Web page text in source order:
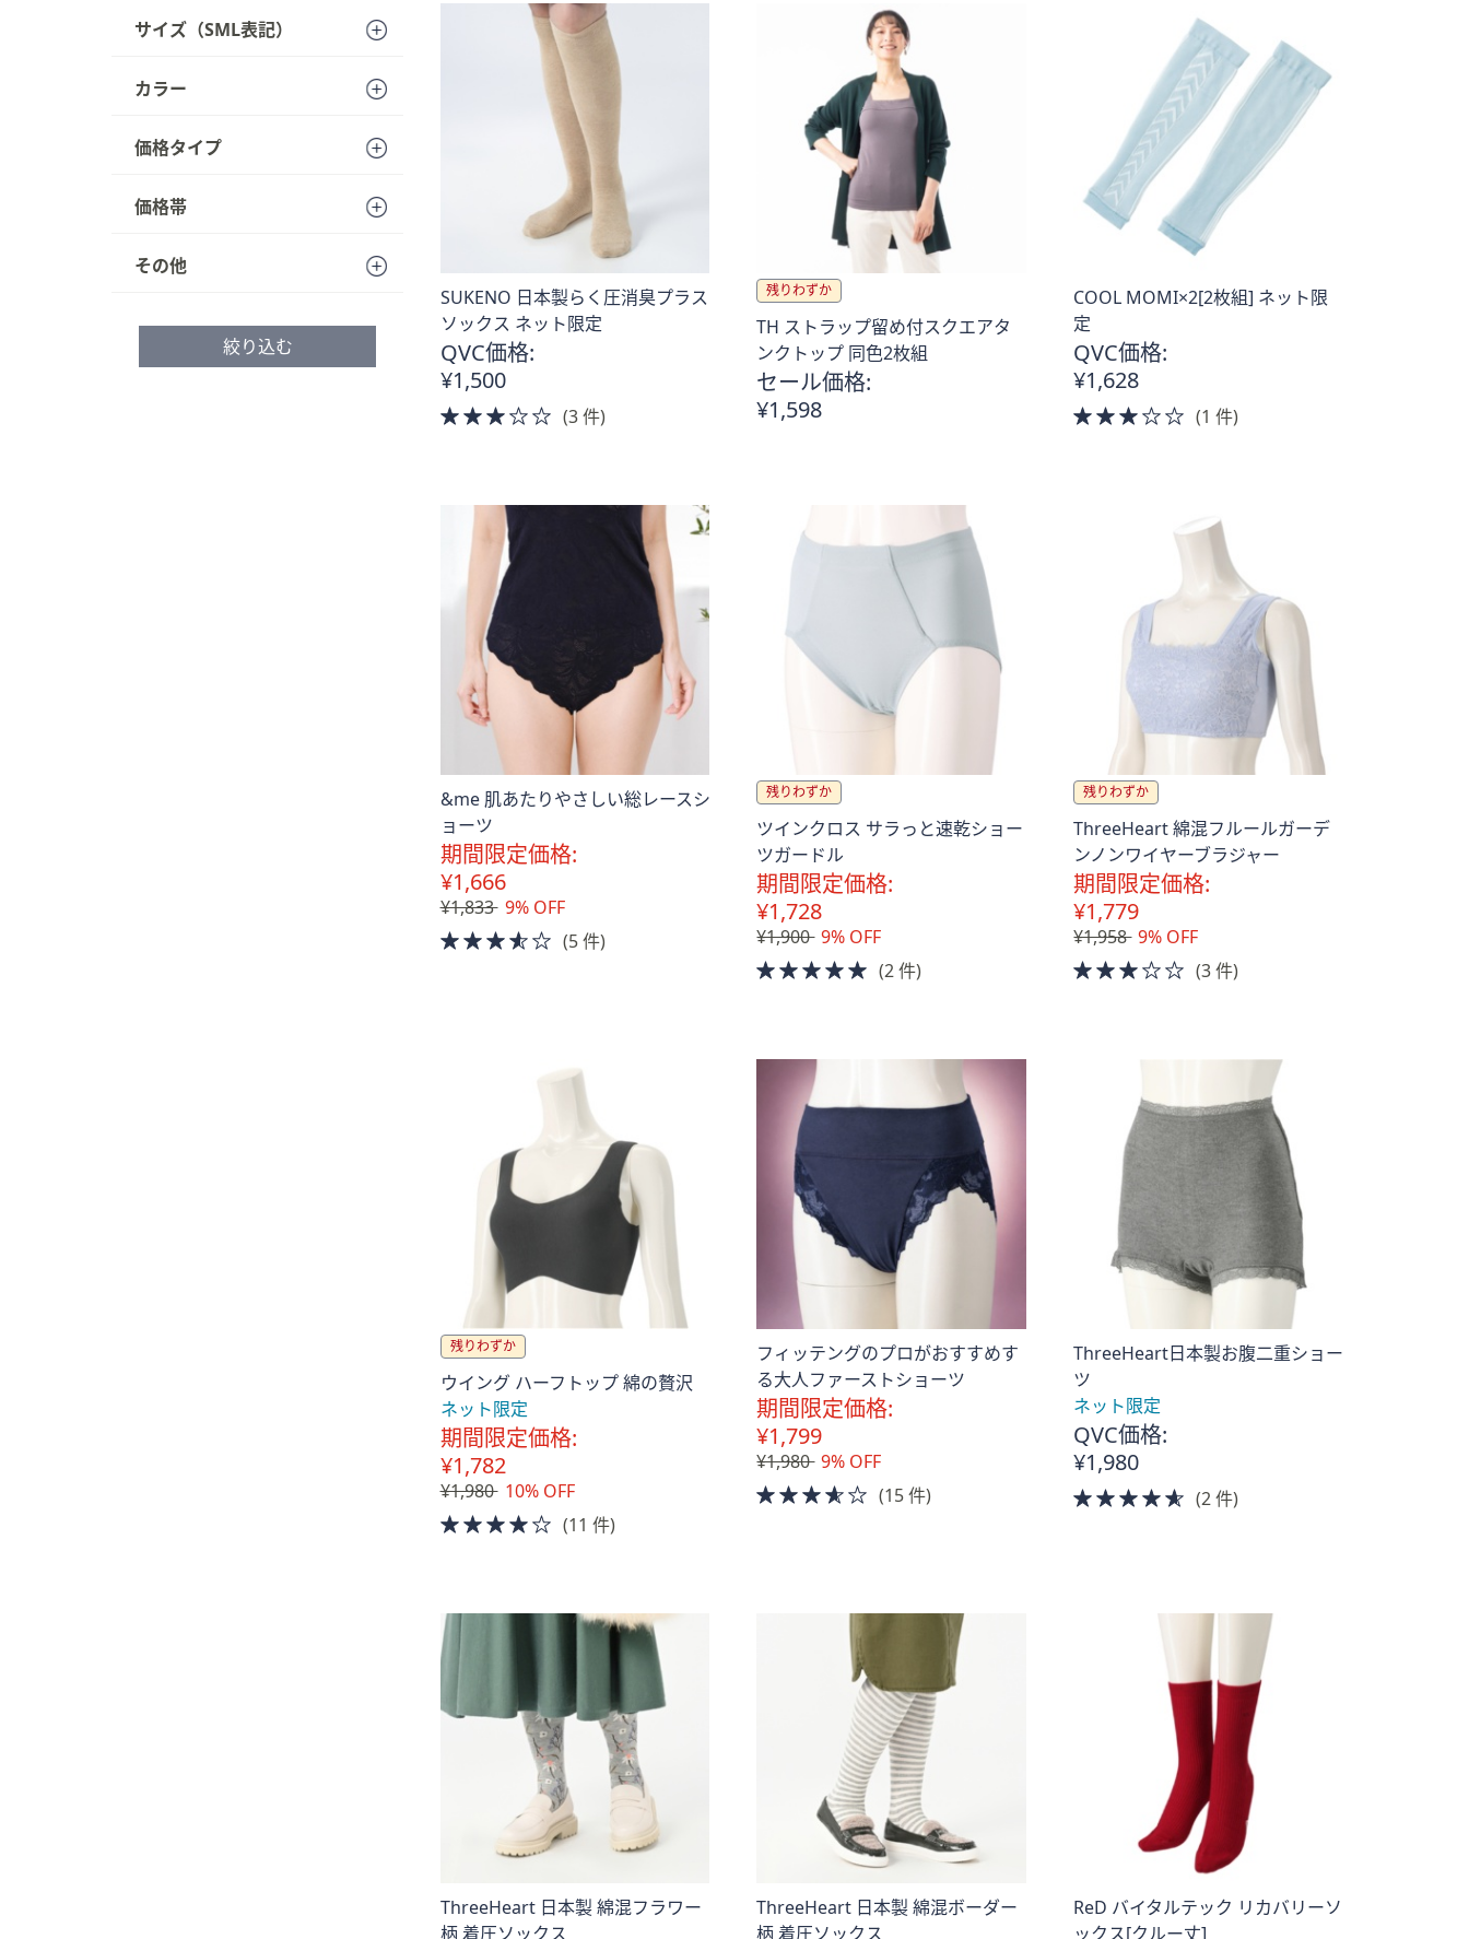
サイズ（SML表記）
カラー
価格タイプ
価格帯
その他
絞り込む
SUKENO 日本製らく圧消臭プラス
ソックス ネット限定
QVC価格:
¥1,500
3.0
(3 件)
残りわずか
TH ストラップ留め付スクエアタ
ンクトップ 同色2枚組
セール価格:
¥1,598
COOL MOMI×2[2枚組] ネット限
定
QVC価格:
¥1,628
3.0
(1 件)
&me 肌あたりやさしい総レースシ
ョーツ
期間限定価格:
¥1,666
¥1,833 9% OFF
3.5
(5 件)
残りわずか
ツインクロス サラっと速乾ショー
ツガードル
期間限定価格:
¥1,728
¥1,900 9% OFF
5.0
(2 件)
残りわずか
ThreeHeart 綿混フルールガーデ
ンノンワイヤーブラジャー
期間限定価格:
¥1,779
¥1,958 9% OFF
3.0
(3 件)
残りわずか
ウイング ハーフトップ 綿の贅沢
ネット限定
期間限定価格:
¥1,782
¥1,980 10% OFF
4.0
(11 件)
フィッテングのプロがおすすめす
る大人ファーストショーツ
期間限定価格:
¥1,799
¥1,980 9% OFF
3.5
(15 件)
ThreeHeart日本製お腹二重ショー
ツ
ネット限定
QVC価格:
¥1,980
4.5
(2 件)
ThreeHeart 日本製 綿混フラワー
柄 着圧ソックス
ThreeHeart 日本製 綿混ボーダー
柄 着圧ソックス
ReD バイタルテック リカバリーソ
ックス[クルー丈]